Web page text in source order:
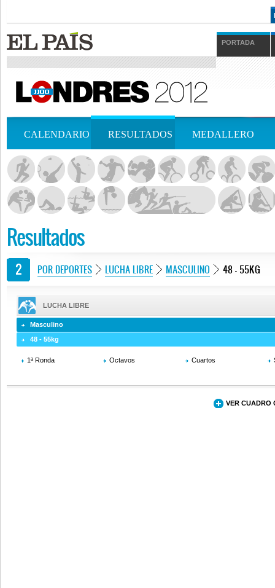
PORTADA
CALENDARIO RESULTADOS MEDALLERO
Resultados
POR DEPORTES LUCHA LIBRE MASCULINO 48 - 55KG
LUCHA LIBRE
Masculino
48 - 55kg
1ª Ronda Octavos Cuartos
VER CUADRO